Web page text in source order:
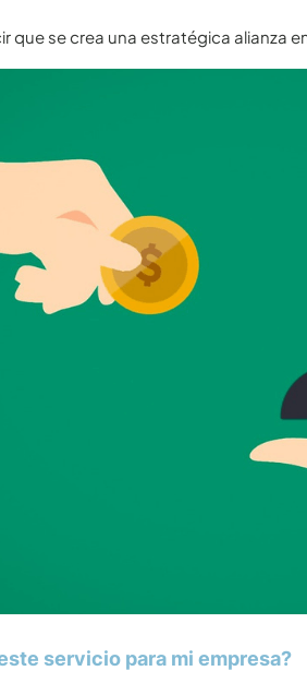
que se crea una estratégica alianza
servicio para mi empresa?